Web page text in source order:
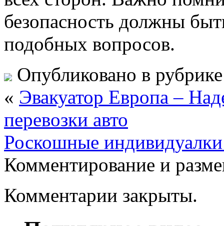
безопасность должны
подобных вопросов.
Опубликовано в
« Эвакуатор Европа –
перевозки авто
Роскошные
Комментирование и
Комментарии закрыты.